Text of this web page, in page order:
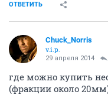
ОТВЕТИТЬ
Chuck_Norris
v.i.p.
29 апреля 2014
где можно купить
(фракции около